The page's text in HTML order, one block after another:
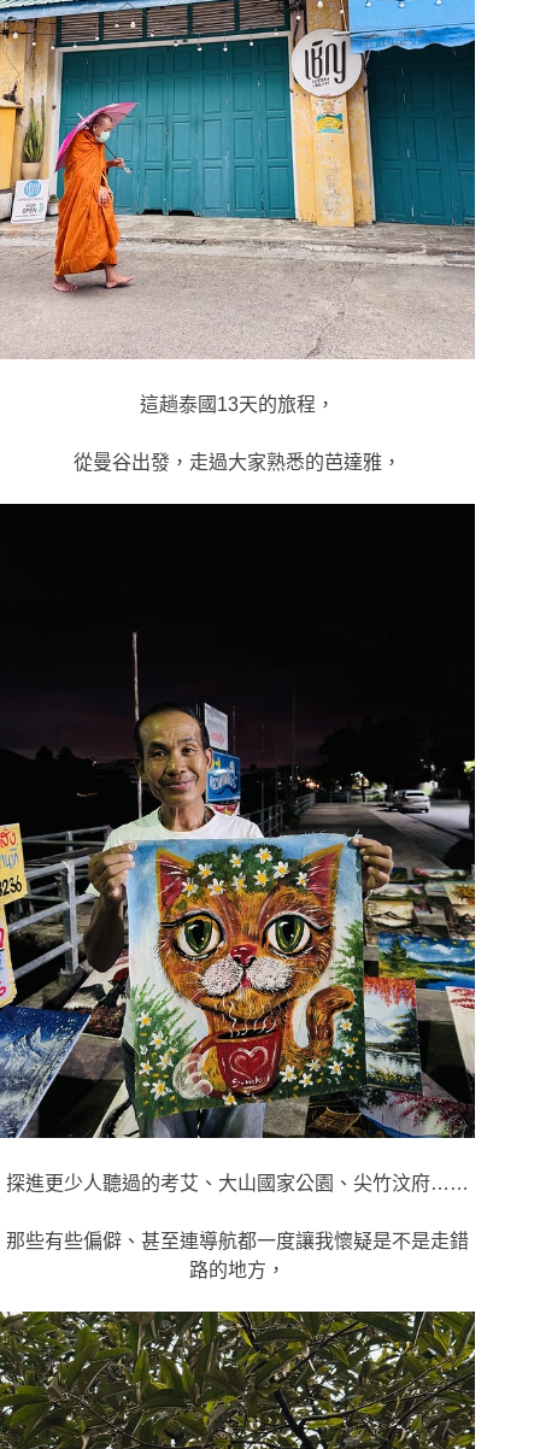
這趟泰國13天的旅程，
從曼谷出發，走過大家熟悉的芭達雅，
探進更少人聽過的考艾、大山國家公園、尖竹汶府……
那些有些偏僻、甚至連導航都一度讓我懷疑是不是走錯
路的地方，